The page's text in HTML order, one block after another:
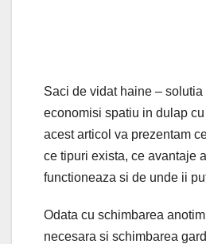
Saci de vidat haine –
economisi spatiu in dulap
acest articol va prezentam
ce tipuri exista, ce avantaje
functioneaza si de unde ii
Odata cu schimbarea
necesara si schimbarea